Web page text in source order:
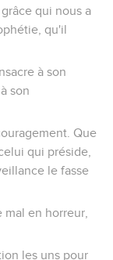
et aucun ne
vivons, et si
mourons.
nous
] il est revenu à
vivants.
toi, pourquoi
tous, en effet,
chacun pliera
gloire à Dieu.